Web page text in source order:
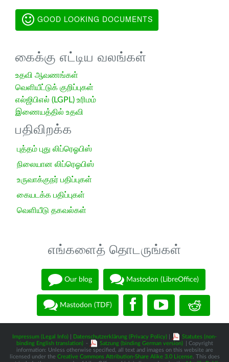
GOOD LOOKING DOCUMENTS
கைக்கு எட்டிய வலங்கள்
உதவி ஆவணங்கள்
வெளியீட்டுக் குறிப்புகள்
எல்ஜிபிஎல் (LGPL) உரிமம்
இணையத்தில் உதவி
பதிவிறக்க
புத்தம் புது லிப்ரெஓபிஸ்
நிலையான லிப்ரெஓபிஸ்
உருவாக்குநர் பதிப்புகள்
கையடக்க பதிப்புகள்
வெளியீடு தகவல்கள்
எங்களைத் தொடருங்கள்
Our blog Mastodon (LibreOffice)
Mastodon (TDF)
Impressum (Legal Info) Datenschutzerklärung (Privacy Policy)
Statutes (non-
binding English translation) - Satzung (binding German version)
| Copyright
information: Unless otherwise specified, all text and images on this website are
licensed under the Creative Commons Attribution-Share Alike 3.0 License. This does